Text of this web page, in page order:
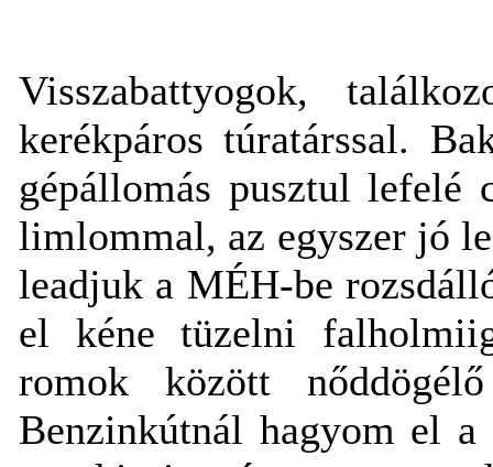
Visszabattyogok,
kerékpáros túratárssal.
gépállomás pusztul lefelé
limlommal, az egyszer jó
leadjuk a MÉH-be
el kéne tüzelni
romok között
Benzinkútnál hagyom el